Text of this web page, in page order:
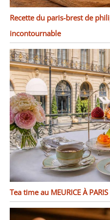
de
Recette du paris-brest de
incontournable
Tea time au MEURICE À